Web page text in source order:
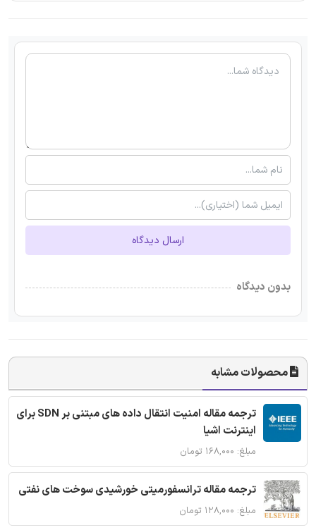
ارسال دیدگاه
بدون دیدگاه
محصولات مشابه
ترجمه مقاله امنیت انتقال داده های مبتنی بر SDN برای
اینترنت اشیا
مبلغ: ۱۶۸,۰۰۰ تومان
ترجمه مقاله ترانسفورمیتی خورشیدی سوخت های نفتی
مبلغ: ۱۲۸,۰۰۰ تومان